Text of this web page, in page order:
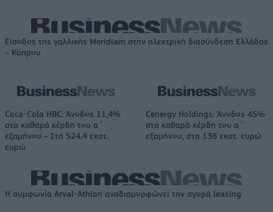
Είσοδος της γαλλικής Meridiam στην ηλεκτρική διασύνδεση Ελλάδας
– Κύπρου
Coca-Cola HBC: Άνοδος 11,4%
στα καθαρά κέρδη του α΄
εξαμήνου – Στα 524,4 εκατ.
ευρώ
Cenergy Holdings: Άνοδος 45%
στα καθαρά κέρδη του α΄
εξαμήνου, στα 138 εκατ. ευρώ
Η συμφωνία Arval-Athlon αναδιαμορφώνει την αγορά leasing